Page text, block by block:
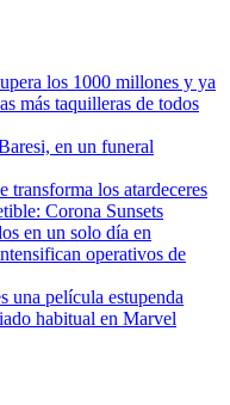
los 1000 millones y ya
más taquilleras de todos
en un funeral
transforma los atardeceres
Corona Sunsets
en un solo día en
operativos de
una película estupenda
habitual en Marvel